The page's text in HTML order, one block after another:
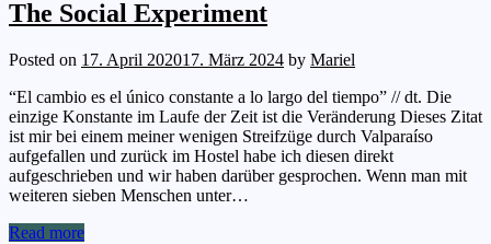
The Social Experiment
Posted on 17. April 202017. März 2024 by Mariel
“El cambio es el único constante a lo largo del tiempo” // dt. Die
einzige Konstante im Laufe der Zeit ist die Veränderung Dieses Zitat
ist mir bei einem meiner wenigen Streifzüge durch Valparaíso
aufgefallen und zurück im Hostel habe ich diesen direkt
aufgeschrieben und wir haben darüber gesprochen. Wenn man mit
weiteren sieben Menschen unter…
Read more